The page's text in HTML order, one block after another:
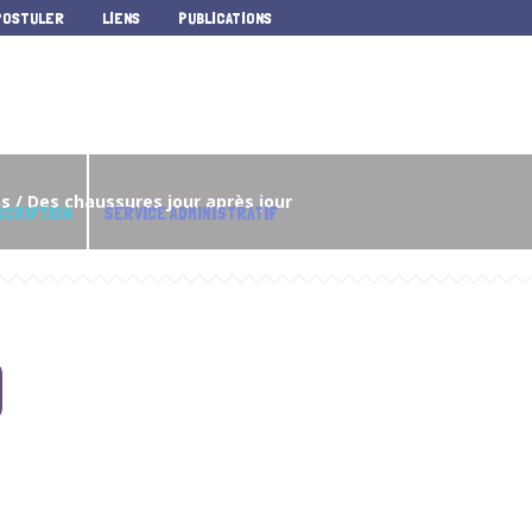
LIENS PUBLICATIONS
SERVICE ADMINISTRATIF
/Des chaussures jour après jour